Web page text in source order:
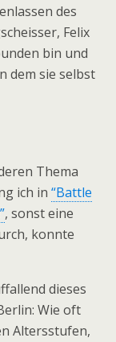
des
Felix
bin und
dem sie selbst
Thema
ich in “Battle
, sonst eine
konnte
dieses
Wie oft
Altersstufen,